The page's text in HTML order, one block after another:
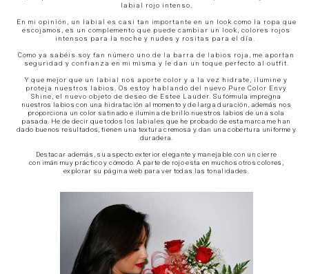
labial rojo intenso.
En mi opinión, un labial es casi tan importante en un look como la ropa que
escojamos, es un complemento que puede cambiar un look, colores rojos
intensos para la noche y nudes y rositas para el día.
Como ya sabéis soy fan número uno de la barra de labios roja, me aportan
seguridad y confianza en mi misma y le dan un toque perfecto al outfit.
Y que mejor que un labial nos aporte color y a la vez hidrate, ilumine y
proteja nuestros labios. Os estoy hablando del nuevo Pure Color Envy
Shine, el nuevo objeto de deseo de Estee Lauder.Su fórmula impregna
nuestros labios con una hidratación al momento y de larga duración, además nos
proporciona un color satinado e ilumina de brillo nuestros labios de una sola
pasada. He de decir que todos los labiales que he probado de esta marca me han
dado buenos resultados, tienen una textura cremosa y dan una cobertura uniforme y
duradera.
Destacar además, su aspecto exterior elegante y manejable con un cierre
conimán muy práctico ycómodo . A parte de rojo esta en muchos otros colores,
explorar su página web para ver todas las tonalidades.